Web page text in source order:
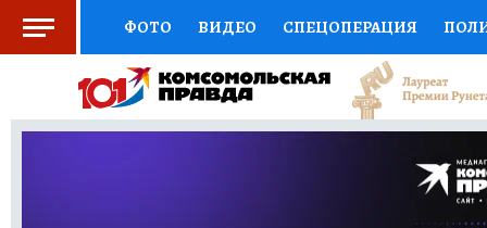
ФОТО ВИДЕО СПЕЦОПЕРАЦИЯ
СОЦПОДДЕРЖКА НАУКА СПОРТ
ВЫБОР ЭКСПЕРТОВ ДОКТОР
ПРОГНОЗЫ НА СПОРТ